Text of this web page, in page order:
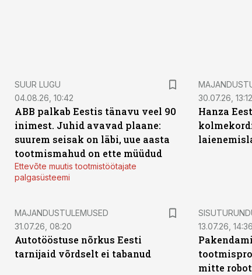
SUUR LUGU
04.08.26, 10:42
ABB palkab Eestis tänavu veel 90
inimest. Juhid avavad plaane:
suurem seisak on läbi, uue aasta
tootmismahud on ette müüdud
Ettevõte muutis tootmistöötajate
palgasüsteemi
30.07.26, 13:12
Hanza
MAJANDUSTULEMUSED
31.07.26, 08:20
Autotööstuse nõrkus Eesti
tarnijaid võrdselt ei tabanud
ST
13.07.26, 14:36
mitte